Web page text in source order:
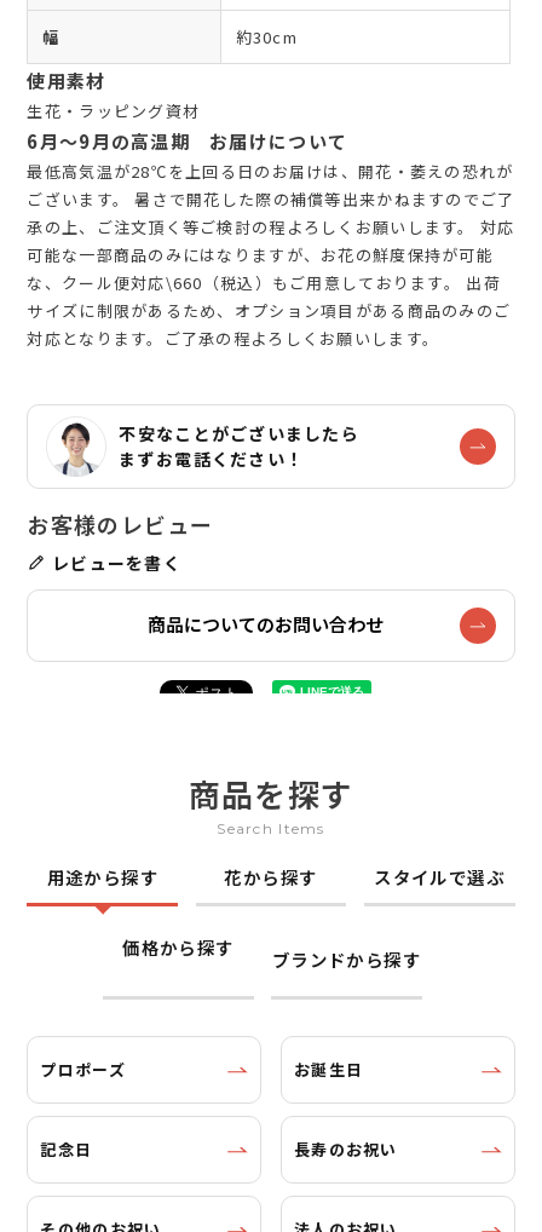
幅 約30cm
使用素材
生花・ラッピング資材
6月～9月の高温期 お届けについて
最低高気温が28℃を上回る日のお届けは、開花・萎えの恐れが
ございます。 暑さで開花した際の補償等出来かねますのでご了
承の上、ご注文頂く等ご検討の程よろしくお願いします。 対応
可能な一部商品のみにはなりますが、お花の鮮度保持が可能
な、クール便対応\660（税込）もご用意しております。 出荷
サイズに制限があるため、オプション項目がある商品のみのご
対応となります。ご了承の程よろしくお願いします。
不安なことがございましたら
まずお電話ください！
レビューを書く
商品についてのお問い合わせ
商品を探す
Search Items
用途から探す 花から探す スタイルで選ぶ
価格から探す ブランドから探す
プロポーズ お誕生日
記念日 長寿のお祝い